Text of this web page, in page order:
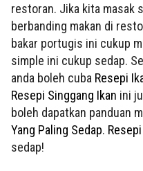
restoran. Jika kita masak
berbanding makan di
bakar portugis ini cukup
simple ini cukup sedap.
anda boleh cuba Resepi
Resepi Singgang Ikan ini
boleh dapatkan panduan
Yang Paling Sedap.
sedap!